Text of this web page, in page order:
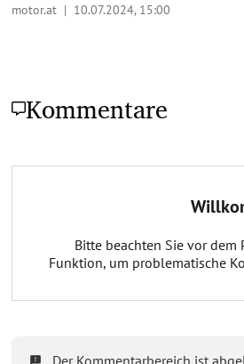
motor.at | 10.07.2024, 15:00
Kommentare